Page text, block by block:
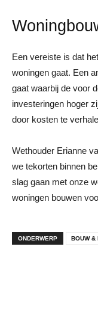
Een vereiste is dat
woningen gaat. Een
gaat waarbij de voor
investeringen hoger
door kosten te
Wethouder Erianne
we tekorten binnen
slag gaan met onze
woningen bouwen
ONDERWERP BOUW &